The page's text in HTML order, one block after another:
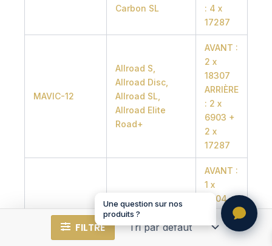
FILTRE
Carbon SL
: 4 x
17287
MAVIC-12
Allroad S,
Allroad Disc,
Allroad SL,
Allroad Elite
Road+
AVANT :
2 x
18307
ARRIÈRE
: 2 x
6903 +
2 x
17287
MAVIC-13
Allroad Elite
Disc, Allroad Pro
Disc
AVANT :
1 x
6804 +
6805
ARRIÈRE
Une question sur nos
produits ?